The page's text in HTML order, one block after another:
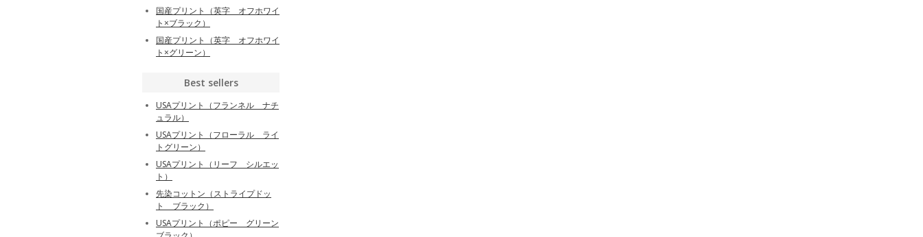
国産プリント（英字 オフホワイ
ト×ブラック）
国産プリント（英字 オフホワイ
ト×グリーン）
Best sellers
USAプリント（フランネル ナチ
ュラル）
USAプリント（フローラル ライ
トグリーン）
USAプリント（リーフ シルエッ
ト）
先染コットン（ストライプドッ
ト ブラック）
USAプリント（ポピー グリーン